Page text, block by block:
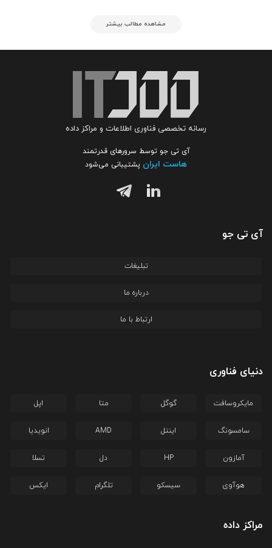
مشاهده مطالب بیشتر
رسانه تخصصی فناوری اطلاعات و مراکز داده
آی تی جو توسط سرورهای قدرتمند
هاست ایران پشتیبانی می‌شود
آی تی جو
تبلیغات
درباره ما
ارتباط با ما
دنیای فناوری
مایکروسافت گوگل متا اپل
سامسونگ اینتل AMD انویدیا
آمازون HP دل تسلا
هوآوی سیسکو تلگرام ایکس
مراکز داده